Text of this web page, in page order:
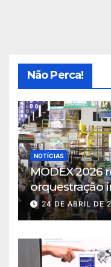
Não Perca!
NOTÍCIAS
MODEX 2026
orquestração
intralogística
24 DE ABRIL DE